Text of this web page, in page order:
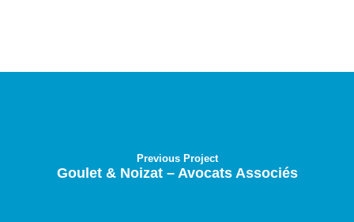
Previous Project
Goulet & Noizat – Avocats Associés